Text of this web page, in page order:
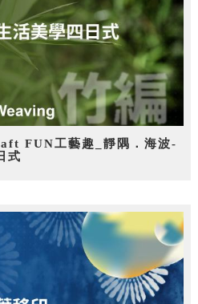
FUN工藝趣_靜隅．海波-
式